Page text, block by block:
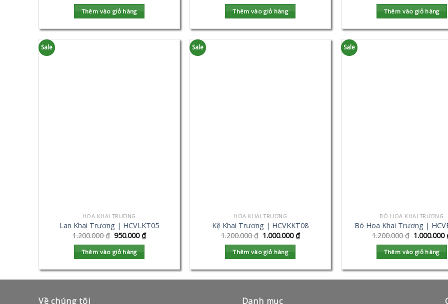
Thêm vào giỏ hàng Thêm vào giỏ hàng Thêm vào giỏ hàng
Sale
HOA KHAI TRƯƠNG
Lan Khai Trương | HCVLKT05
1.200.000₫ 950.000₫
Thêm vào giỏ hàng
Sale
HOA KHAI TRƯƠNG
Kệ Khai Trương | HCVKKT08
1.200.000₫ 1.000.000₫
Thêm vào giỏ hàng
Sale
BÓ HOA KHAI TRƯƠNG
Bó Hoa Khai Trương |
1.200.000₫ 1.000.000
Thêm vào giỏ hàng
Về chúng tôi Danh mục